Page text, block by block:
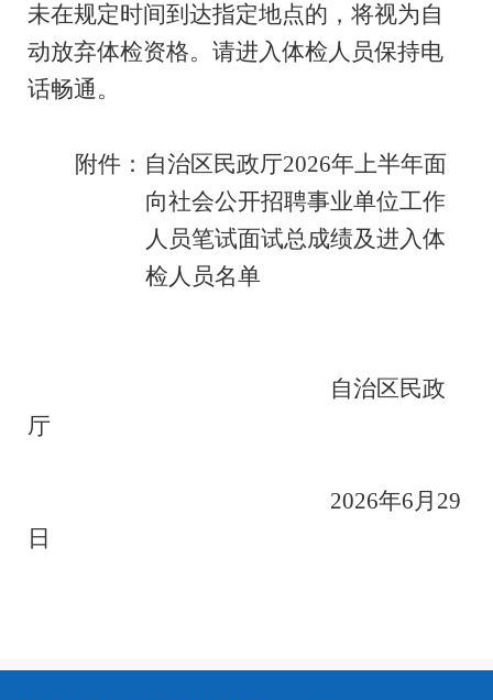
未在规定时间到达指定地点的，将视为自
动放弃体检资格。请进入体检人员保持电
话畅通。
附件： 自治区民政厅2026年上半年面
向社会公开招聘事业单位工作
人员笔试面试总成绩及进入体
检人员名单
自治区民政
厅
2026年6月 29
日